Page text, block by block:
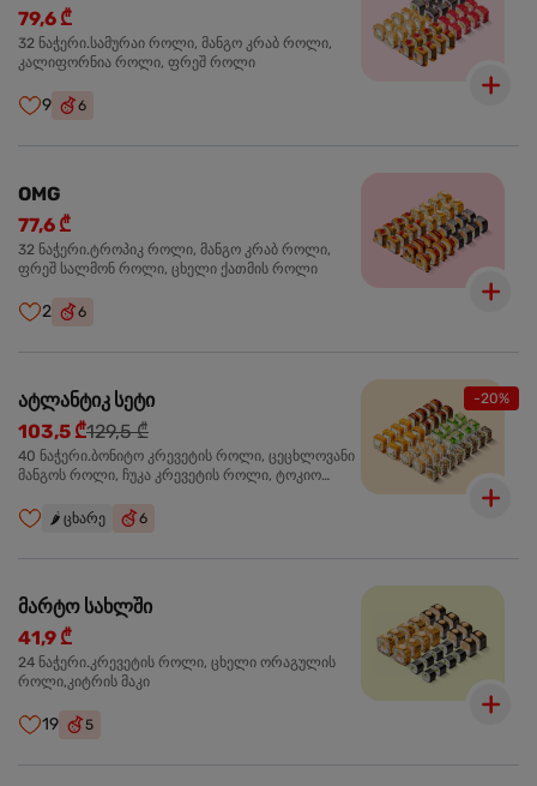
79,6 ₾
32 ნაჭერი.სამურაი როლი, მანგო კრაბ როლი,
კალიფორნია როლი, ფრეშ როლი
9 6
OMG
77,6 ₾
32 ნაჭერი.ტროპიკ როლი, მანგო კრაბ როლი,
ფრეშ სალმონ როლი, ცხელი ქათმის როლი
2 6
-20%
ატლანტიკ სეტი
103,5 ₾129,5 ₾
40 ნაჭერი.ბონიტო კრევეტის როლი, ცეცხლოვანი
მანგოს როლი, ჩუკა კრევეტის როლი, ტოკიო
🌶️ ცხარე 6
მარტო სახლში
41,9 ₾
24 ნაჭერი.კრევეტის როლი, ცხელი ორაგულის
როლი,კიტრის მაკი
19 5